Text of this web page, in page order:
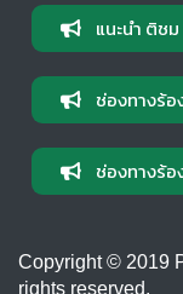
แนะนำ ติช
ช่องทางร้อ
ช่องทางร้อ
Copyright © 2019
rights reserved.